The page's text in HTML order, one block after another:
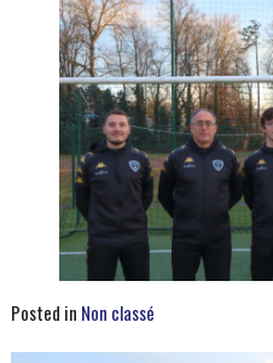
Posted in Non classé